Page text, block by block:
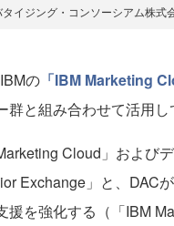
イジング・コンソーシアム株式
の 「IBM Marketing
と組み合わせて活用し
Cloud」および
Exchange」と、DAC
援を強化する（「IBM